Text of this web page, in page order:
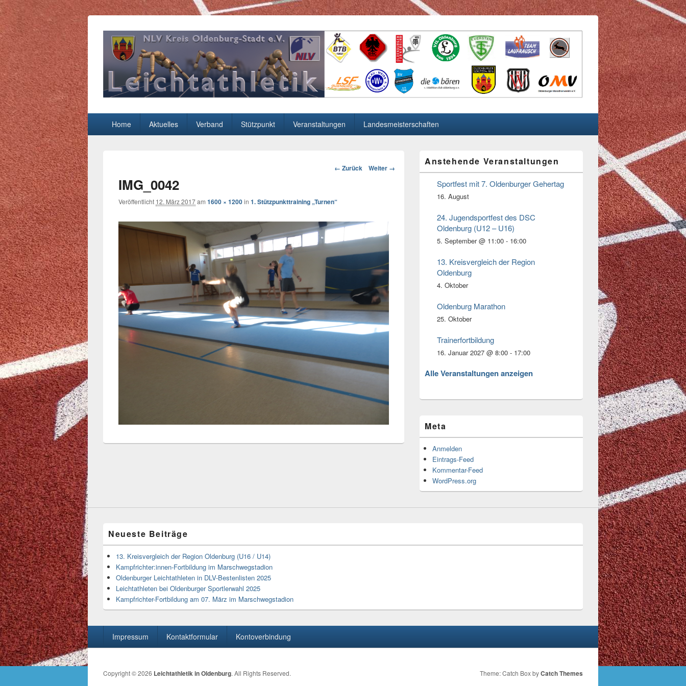
Leichtathletik in Oldenburg
NLV-Kreis Oldenburg-Stadt e.V.
Hauptmenü
Home Aktuelles Verband Stützpunkt Veranstaltungen Landesmeisterschaften
Bild-
← Zurück Weiter →
IMG_0042
Veröffentlicht 12. März 2017am 1600 × 1200in 1. Stützpunkttraining „Turnen“
Seitenleisten
Widget-
Bereich
Anstehende Veranstaltungen
Sportfest mit 7. Oldenburger Gehertag
16. August
24. Jugendsportfest des DSC
Oldenburg (U12 – U16)
5. September @ 11:00 - 16:00
13. Kreisvergleich der Region
Oldenburg
4. Oktober
Oldenburg Marathon
25. Oktober
Trainerfortbildung
16. Januar 2027 @ 8:00 - 17:00
Alle Veranstaltungen anzeigen
Meta
Anmelden
Eintrags-Feed
Kommentar-Feed
WordPress.org
Neueste Beiträge
13. Kreisvergleich der Region Oldenburg (U16 / U14)
Kampfrichter:innen-Fortbildung im Marschwegstadion
Oldenburger Leichtathleten in DLV-Bestenlisten 2025
Leichtathleten bei Oldenburger Sportlerwahl 2025
Kampfrichter-Fortbildung am 07. März im Marschwegstadion
Seitenfuß-Impressum Kontaktformular Kontoverbindung
Copyright © 2026 Leichtathletik in Oldenburg. All Rights Reserved. Theme: Catch Box byCatch Themes